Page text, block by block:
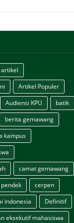
artikel
Artikel Populer
Audiensi KPU
batik
berita gemawang
kampus
camat gemawang
cerpen
indonesia
Definitif
eksekutif mahasiswa